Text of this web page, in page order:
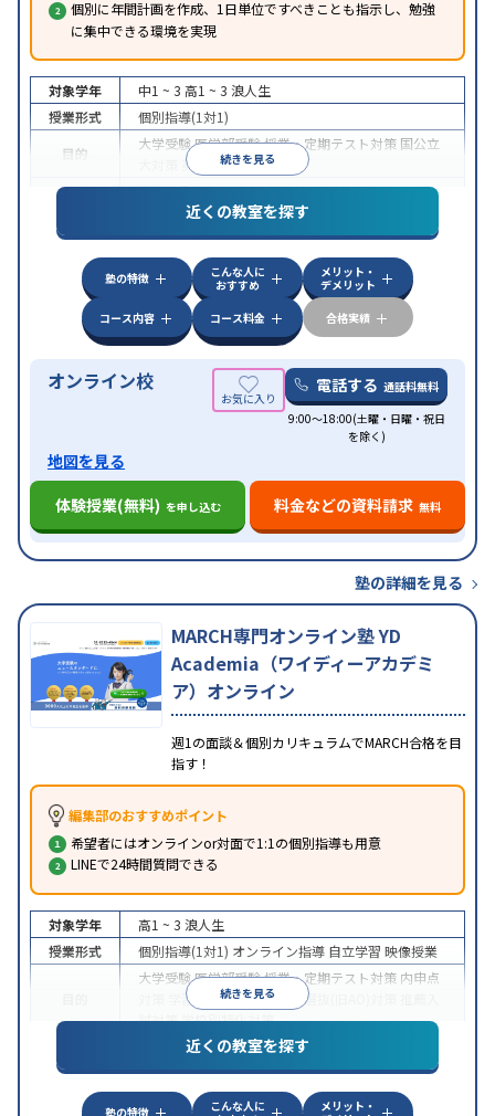
個別に年間計画を作成、1日単位ですべきことも指示し、勉強
に集中できる環境を実現
続きを見る
対象学年 中1 ~ 3 高1 ~ 3 浪人生
授業形式
個別指導(1対1)
目的
大学受験医学部受験授業・定期テスト対策 国公立
英検(英語検定)対策
中高一貫校生に対応授業の振替可能オンライン対
自習室あり
近くの教室を探す
塾の特徴
こんな人に
おすすめ
メリット・
デメリット
コース内容
コース料金 合格実績
オンライン校 電話する 通話料無料
9:00～18:00(土曜・日曜・祝日
を除く)
地図を見る
体験授業(無料) を申し込む 料金などの資料請求 無料
塾の詳細を見る
MARCH専門オンライン塾 YD
Academia（ワイディーアカデミ
ア）オンライン
週1の面談＆個別カリキュラムでMARCH合格を目
指す！
編集部のおすすめポイント
希望者にはオンラインor対面で1:1の個別指導も用意
LINEで24時間質問できる
続きを見る
対象学年 高1 ~ 3 浪人生
授業形式
個別指導(1対1) オンライン指導 自立学習 映像授業
大学受験医学部受験授業・定期テスト対策 内申点
学習習慣の定着 総合型選抜(旧AO)対策
試対策学校別特化対策
特徴
中高一貫校生に対応授業の振替可能
学習にPC・タブレットを利用オンライン対応1
科目から受講可能
近くの教室を探す
塾の特徴
こんな人に
メリット・